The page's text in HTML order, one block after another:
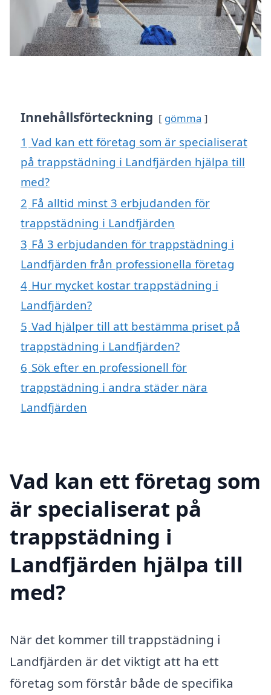
Innehållsförteckning gömma
1 Vad kan ett företag som är specialiserat
på trappstädning i Landfjärden hjälpa till
med?
2 Få alltid minst 3 erbjudanden för
trappstädning i Landfjärden
3 Få 3 erbjudanden för trappstädning i
Landfjärden från professionella företag
4 Hur mycket kostar trappstädning i
Landfjärden?
5 Vad hjälper till att bestämma priset på
trappstädning i Landfjärden?
6 Sök efter en professionell för
trappstädning i andra städer nära
Landfjärden
Vad kan ett företag som
är specialiserat på
trappstädning i
Landfjärden hjälpa till
med?
När det kommer till trappstädning i
Landfjärden är det viktigt att ha ett
företag som förstår både de specifika